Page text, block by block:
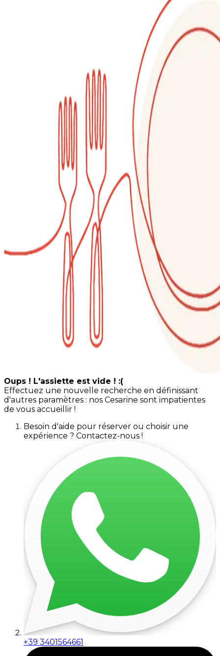
Oups ! L'assiette est vide ! :(
Effectuez une nouvelle recherche en définissant
d'autres paramètres : nos Cesarine sont impatientes
de vous accueillir !
Besoin d'aide pour réserver ou choisir une
expérience ? Contactez-nous !
+39 3401564661